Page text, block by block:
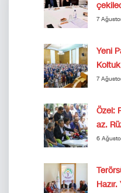
7
Yeni
7
Özel:
az.
6